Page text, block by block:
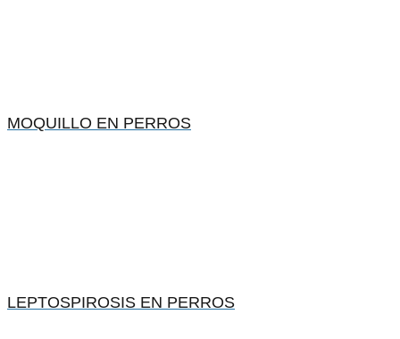
MOQUILLO EN PERROS
LEPTOSPIROSIS EN PERROS